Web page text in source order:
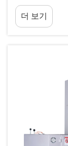
다. 재료 가공
와이어 EDM
두...
더 보기